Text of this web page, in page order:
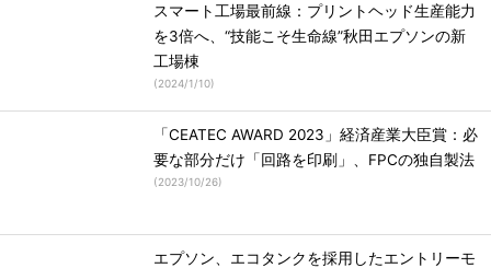
スマート工場最前線：プリントヘッド生産能力
を3倍へ、“技能こそ生命線”秋田エプソンの新
工場棟
(2024/1/10)
「CEATEC AWARD 2023」経済産業大臣賞：必
要な部分だけ「回路を印刷」、FPCの独自製法
(2023/10/26)
エプソン、エコタンクを採用したエントリーモ